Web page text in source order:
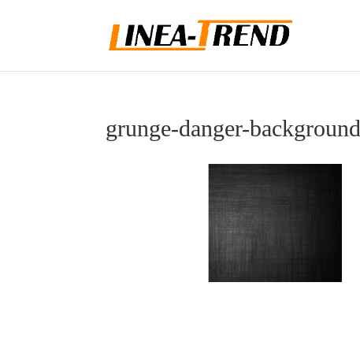
grunge-danger-background